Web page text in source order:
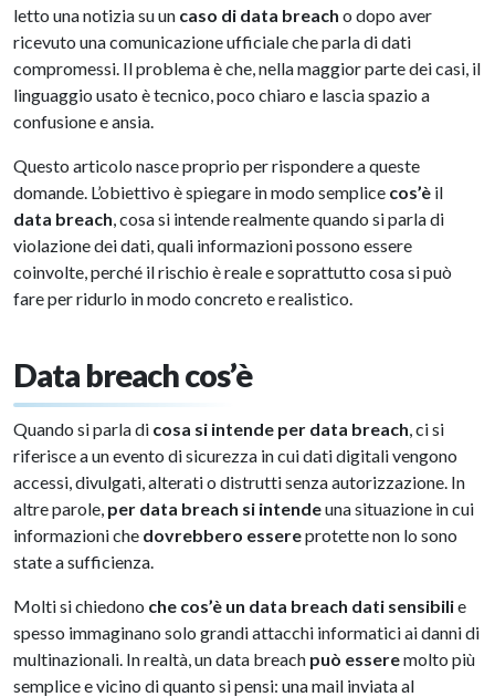
letto una notizia su un caso di data breach o dopo aver
ricevuto una comunicazione ufficiale che parla di dati
compromessi. Il problema è che, nella maggior parte dei casi, il
linguaggio usato è tecnico, poco chiaro e lascia spazio a
confusione e ansia.
Questo articolo nasce proprio per rispondere a queste
domande. L’obiettivo è spiegare in modo semplice cos’è il
data breach, cosa si intende realmente quando si parla di
violazione dei dati, quali informazioni possono essere
coinvolte, perché il rischio è reale e soprattutto cosa si può
fare per ridurlo in modo concreto e realistico.
Data breach cos’è
Quando si parla di cosa si intende per data breach, ci si
riferisce a un evento di sicurezza in cui dati digitali vengono
accessi, divulgati, alterati o distrutti senza autorizzazione. In
altre parole, per data breach si intendeuna situazione in cui
informazioni che dovrebbero essereprotette non lo sono
state a sufficienza.
Molti si chiedono che cos’è un data breach dati sensibilie
spesso immaginano solo grandi attacchi informatici ai danni di
multinazionali. In realtà, un data breach può esseremolto più
semplice e vicino di quanto si pensi: una mail inviata al